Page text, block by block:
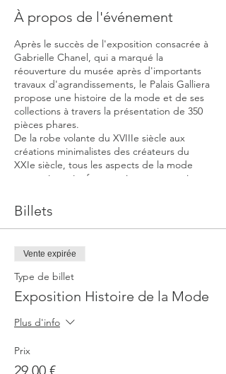
À propos de l'événement
Après le succès de l'exposition consacrée à
Gabrielle Chanel, qui a marqué la
réouverture du musée après d'importants
travaux d'agrandissements, le Palais Galliera
propose une histoire de la mode et de ses
collections à travers la présentation de 350
pièces phares.
De la robe volante du XVIIIe siècle aux
créations minimalistes des créateurs du
XXIe siècle, tous les aspects de la mode
sont présentés: formes, tissus, accessoires,
Le prix du billet comprend la visite-
conférence et le billet coupe-file
Rendez-vous: au musée à l'accueil des
groupes - Les informations pratiques
précises seront transmises par mail
Billets
Vente expirée
Type de billet
Exposition Histoire de la Mode
Plus d'info
Prix
29,00 €